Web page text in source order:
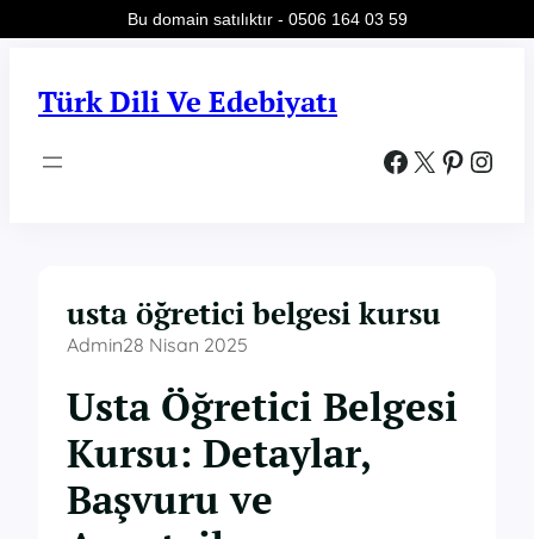
Türk Dili Ve Edebiyatı
Facebook X Pinterest Instagram
usta öğretici belgesi kursu
Admin28 Nisan 2025
Usta Öğretici Belgesi
Kursu: Detaylar,
Başvuru ve
Bu domain satılıktır - 0506 164 03 59